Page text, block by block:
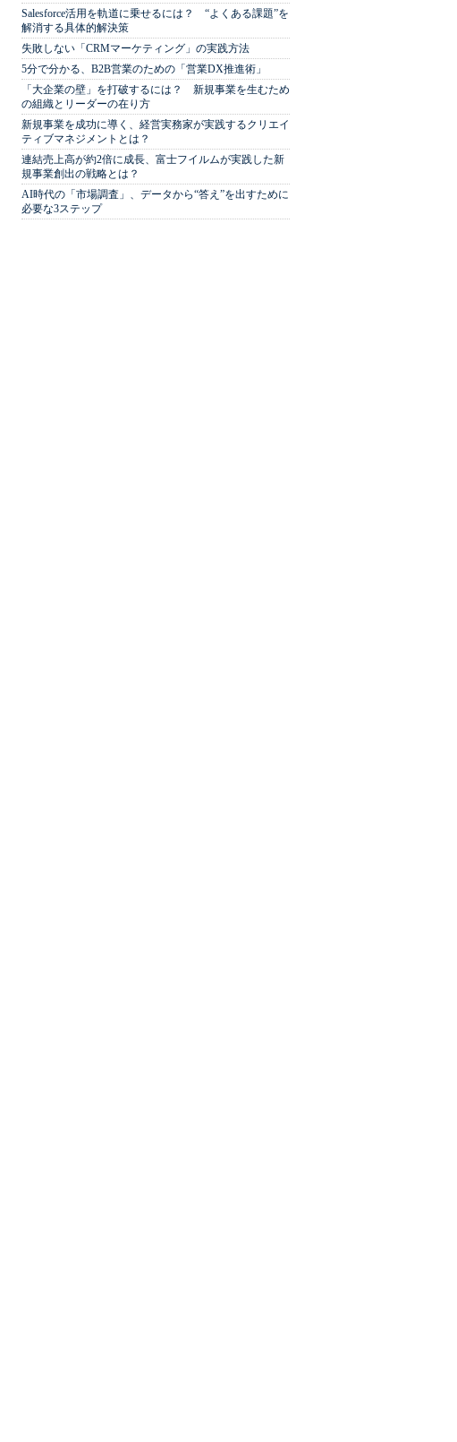
Salesforce活用を軌道に乗せるには？ “よくある課題”を
解消する具体的解決策
失敗しない「CRMマーケティング」の実践方法
5分で分かる、B2B営業のための「営業DX推進術」
「大企業の壁」を打破するには？ 新規事業を生むため
の組織とリーダーの在り方
新規事業を成功に導く、経営実務家が実践するクリエイ
ティブマネジメントとは？
連結売上高が約2倍に成長、富士フイルムが実践した新
規事業創出の戦略とは？
AI時代の「市場調査」、データから“答え”を出すために
必要な3ステップ